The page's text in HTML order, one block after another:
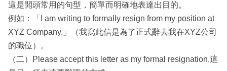
這是開頭常用的句型，簡單而明確地表達出目的。
例如：「I am writing to formally resign from my position at
XYZ Company.」（我寫此信是為了正式辭去我在XYZ公司
的職位）。
（二）Please accept this letter as my formal resignation.這